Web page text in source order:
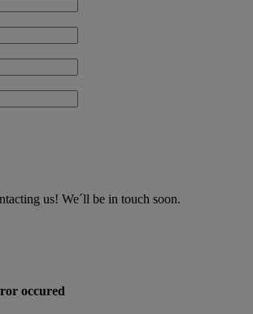
us! We´ll be in touch soon.
occured